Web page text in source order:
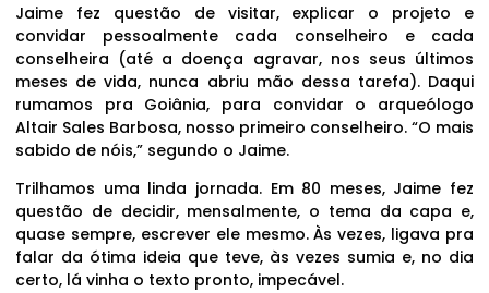
Jaime fez questão de visitar, explicar o projeto e
convidar pessoalmente cada conselheiro e cada
conselheira (até a doença agravar, nos seus últimos
meses de vida, nunca abriu mão dessa tarefa). Daqui
rumamos pra Goiânia, para convidar o arqueólogo
Altair Sales Barbosa, nosso primeiro conselheiro. “O mais
sabido de nóis,” segundo o Jaime.
Trilhamos uma linda jornada. Em 80 meses, Jaime fez
questão de decidir, mensalmente, o tema da capa e,
quase sempre, escrever ele mesmo. Às vezes, ligava pra
falar da ótima ideia que teve, às vezes sumia e, no dia
certo, lá vinha o texto pronto, impecável.